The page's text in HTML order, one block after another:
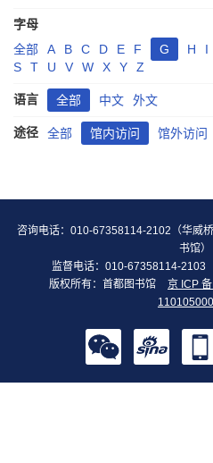
字母
全部
A B C D E F G H I
S
T U V W X Y Z
语言 全部 中文 外文
途径 全部 馆内访问 馆外访问
咨询电话：010-67358114-2102（华威
书馆）
监督电话：010-67358114-2103
版权所有：首都图书馆
京 ICP